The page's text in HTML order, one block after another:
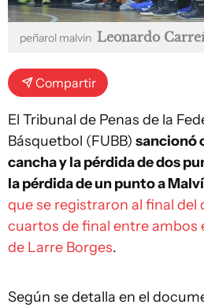
peñarol malvin Leonardo
Compartir
El Tribunal de Penas de la
Básquetbol (FUBB) sancionó
cancha y la pérdida de dos
la pérdida de un punto a
que se registraron al final
cuartos de final entre ambos
de Larre Borges.
Según se detalla en el